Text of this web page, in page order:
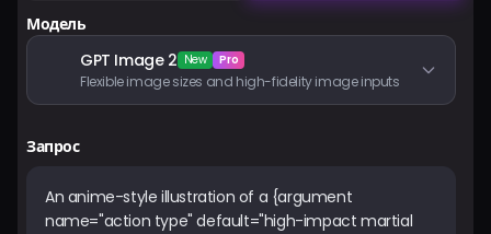
Модель
GPT Image 2 New Pro
Flexible image sizes and high-fidelity image inputs
Запрос